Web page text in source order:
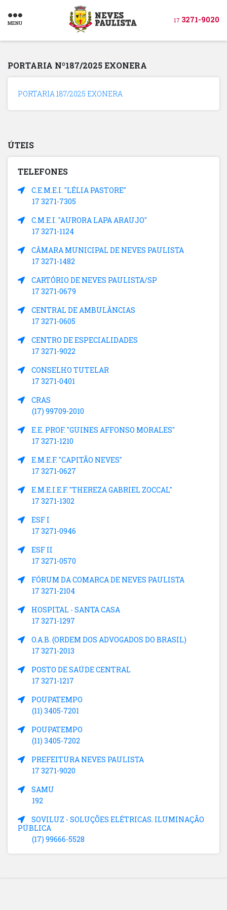
MENU 17 3271-9020
PORTARIA Nº187/2025 EXONERA
PORTARIA 187/2025 EXONERA
ÚTEIS
TELEFONES
C.E.M.E.I. "LÉLIA PASTORE"
17 3271-7305
C.M.E.I. "AURORA LAPA ARAUJO"
17 3271-1124
CÂMARA MUNICIPAL DE NEVES PAULISTA
17 3271-1482
CARTÓRIO DE NEVES PAULISTA/SP
17 3271-0679
CENTRAL DE AMBULÂNCIAS
17 3271-0605
CENTRO DE ESPECIALIDADES
17 3271-9022
CONSELHO TUTELAR
17 3271-0401
CRAS
(17) 99709-2010
E.E. PROF. "GUINES AFFONSO MORALES"
17 3271-1210
E.M.E.F. "CAPITÃO NEVES"
17 3271-0627
E.M.E.I.E.F. "THEREZA GABRIEL ZOCCAL"
17 3271-1302
ESF I
17 3271-0946
ESF II
17 3271-0570
FÓRUM DA COMARCA DE NEVES PAULISTA
17 3271-2104
HOSPITAL - SANTA CASA
17 3271-1297
O.A.B. (ORDEM DOS ADVOGADOS DO BRASIL)
17 3271-2013
POSTO DE SAÚDE CENTRAL
17 3271-1217
POUPATEMPO
(11) 3405-7201
POUPATEMPO
(11) 3405-7202
PREFEITURA NEVES PAULISTA
17 3271-9020
SAMU
192
SOVILUZ - SOLUÇÕES ELÉTRICAS. ILUMINAÇÃO
PÚBLICA
(17) 99666-5528